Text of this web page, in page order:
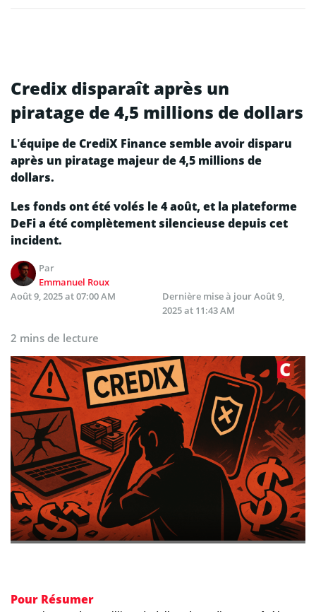
Credix disparaît après un
piratage de 4,5 millions de dollars
L’équipe de CrediX Finance semble avoir disparu
après un piratage majeur de 4,5 millions de
dollars.
Les fonds ont été volés le 4 août, et la plateforme
DeFi a été complètement silencieuse depuis cet
incident.
Par
Emmanuel Roux
Août 9, 2025 at 07:00 AM
Dernière mise à jourAoût 9,
2025 at 11:43 AM
2 mins de lecture
Pour Résumer